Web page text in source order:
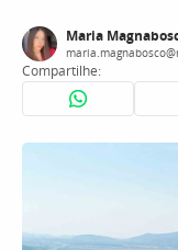
Maria
Compartilhe: